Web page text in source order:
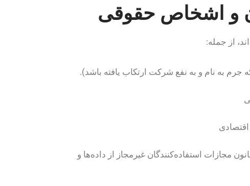
و اشخاص حقوقی
از جمله:
مجازات استفاده‌کنندگان غیرمجاز از داده‌ها و